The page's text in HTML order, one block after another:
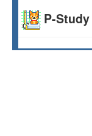
P-